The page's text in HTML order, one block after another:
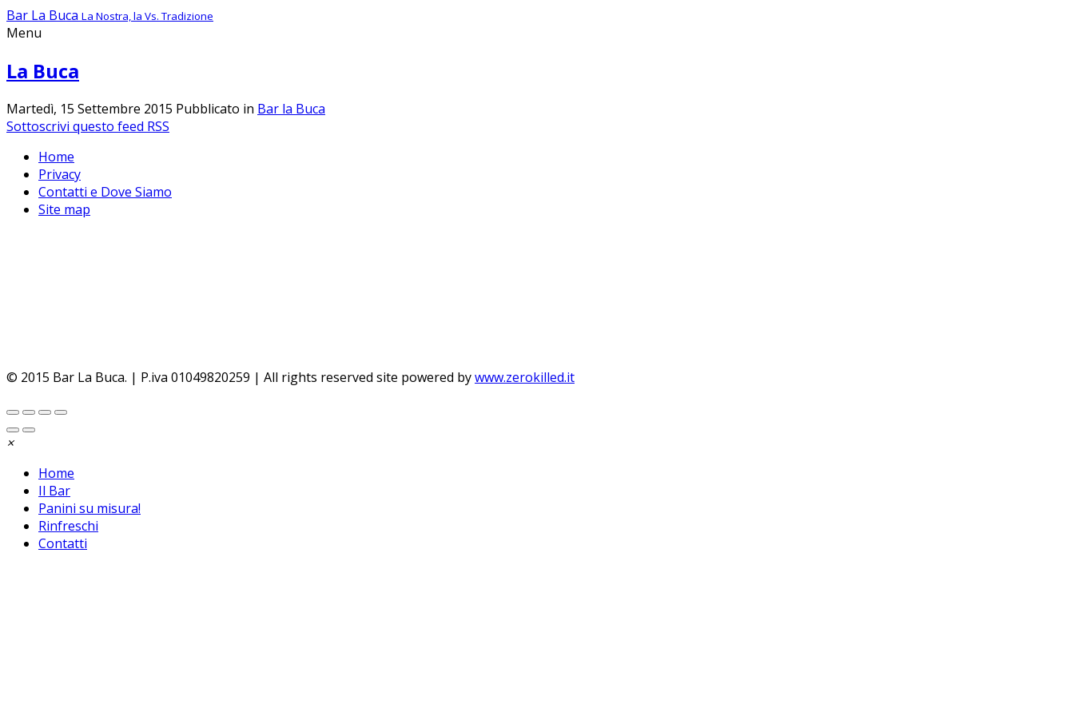
Bar La Buca La Nostra, la Vs. Tradizione
Menu
La Buca
Martedì, 15 Settembre 2015 Pubblicato in Bar la Buca
Sottoscrivi questo feed RSS
Home
Privacy
Contatti e Dove Siamo
Site map
© 2015 Bar La Buca. | P.iva 01049820259 | All rights reserved site powered bywww.zerokilled.it
×
Home
Il Bar
Panini su misura!
Rinfreschi
Contatti